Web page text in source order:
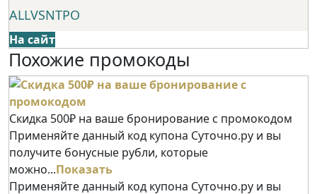
ALLVSNTPO
На сайт
Похожие промокоды
Скидка 500₽ на ваше бронирование с промокодом
Применяйте данный код купона Суточно.ру и вы
получите бонусные рубли, которые
можно...Показать
Применяйте данный код купона Суточно.ру и вы